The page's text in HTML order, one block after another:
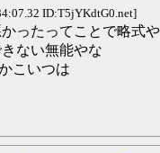
ID:T5jYKdtG0.net]
ったってことで略式
ない無能やな
こいつは